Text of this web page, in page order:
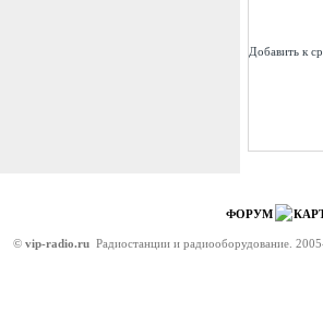
Добавить к
ФОРУМ
© vip-radio.ru Радиостанции и радиооборудование.